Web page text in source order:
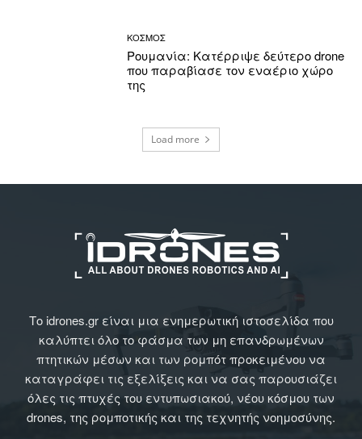
ΚΟΣΜΟΣ
Ρουμανία: Κατέρριψε δεύτερο drone
που παραβίασε τον εναέριο χώρο
της
Load more
Το idrones.gr είναι μια ενημερωτική ιστοσελίδα που
καλύπτει όλο το φάσμα των μη επανδρωμένων
πτητικών μέσων και των ρομπότ προκειμένου να
καταγράφει τις εξελίξεις και να σας παρουσιάζει
όλες τις πτυχές του εντυπωσιακού, νέου κόσμου των
drones, της ρομποτικής και της τεχνητής νοημοσύνης.